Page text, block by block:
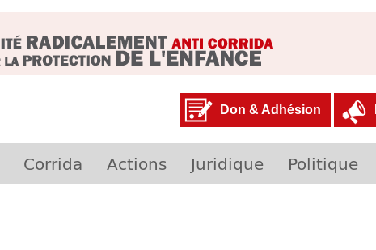
Don & Adhésion
Corrida Actions Juridique Politique